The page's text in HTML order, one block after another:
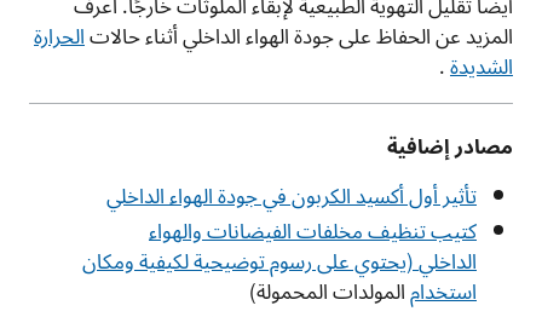
المزيد عن الحفاظ على جودة الهواء الداخلي أثناء حالاتالحرارة
الشديدة.
مصادر إضافية
تأثير أول أكسيد الكربون في جودة الهواء الداخلي
كتيب تنظيف مخلفات الفيضانات والهواء
الداخلي(يحتوي على رسوم توضيحية لكيفية ومكان
استخدامالمولدات المحمولة)